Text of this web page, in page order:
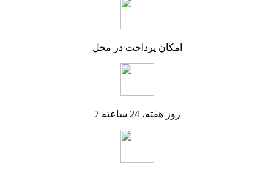
امکان پرداخت در محل
7 روز هفته، 24 ساعته